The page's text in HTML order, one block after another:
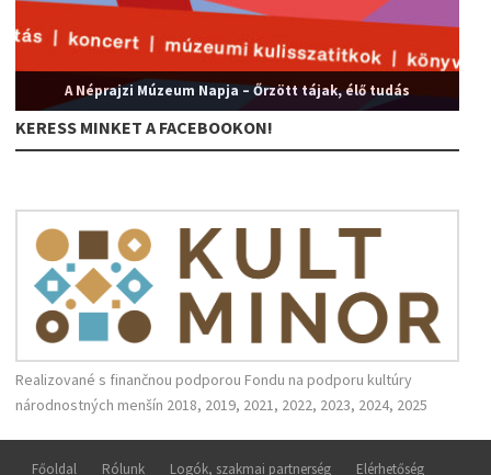
A Néprajzi Múzeum Napja – Őrzött tájak, élő tudás
KERESS MINKET A FACEBOOKON!
Realizované s finančnou podporou Fondu na podporu kultúry
národnostných menšín 2018, 2019, 2021, 2022, 2023, 2024, 2025
Főoldal Rólunk Logók, szakmai partnerség Elérhetőség